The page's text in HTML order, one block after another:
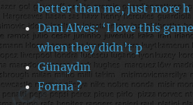
better than me, just more h
Dani Alves: ‘I love this
when they didn’t p
Günaydın
Forma ?